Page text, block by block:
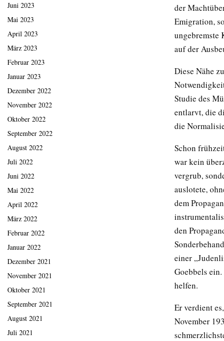
der
Emigration,
ungebremste
auf der
Diese Nähe
Studie des
entlarvt, die
die
Schon
war kein
vergrub,
auslotete,
dem
den
einer
Goebbels
helfen.
Er verdient
November
Juni 2023
Mai 2023
April 2023
März 2023
Februar 2023
Januar 2023
Dezember 2022
November 2022
Oktober 2022
September 2022
August 2022
Juli 2022
Juni 2022
Mai 2022
April 2022
März 2022
Februar 2022
Januar 2022
Dezember 2021
November 2021
Oktober 2021
September 2021
August 2021
Juli 2021